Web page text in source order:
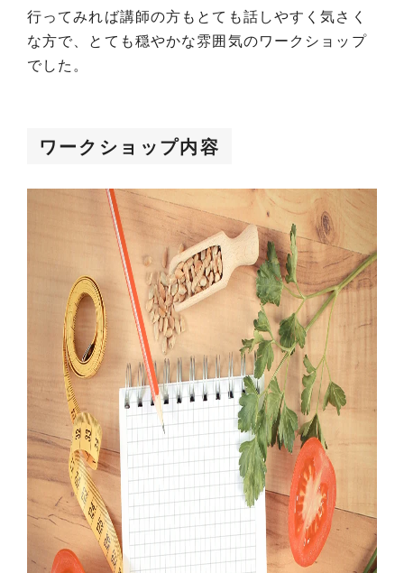
行ってみれば講師の方もとても話しやすく気さく
な方で、とても穏やかな雰囲気のワークショップ
でした。
ワークショップ内容